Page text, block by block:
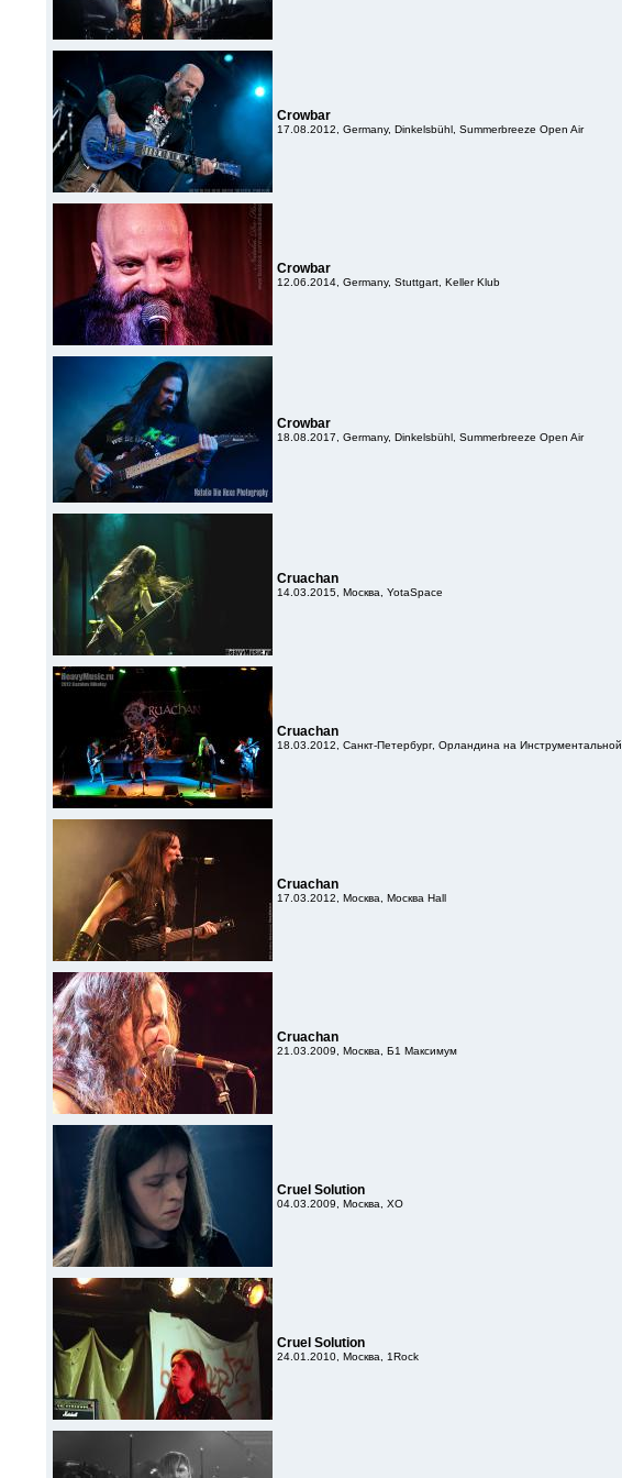
Crowbar
17.08.2012, Germany, Dinkelsbühl, Summerbreeze Open Air
Crowbar
12.06.2014, Germany, Stuttgart, Keller Klub
Crowbar
18.08.2017, Germany, Dinkelsbühl, Summerbreeze Open Air
Cruachan
14.03.2015, Москва, YotaSpace
Cruachan
18.03.2012, Санкт-Петербург, Орландина на Инструментальной
Cruachan
17.03.2012, Москва, Москва Hall
Cruachan
21.03.2009, Москва, Б1 Максимум
Cruel Solution
04.03.2009, Москва, XO
Cruel Solution
24.01.2010, Москва, 1Rock